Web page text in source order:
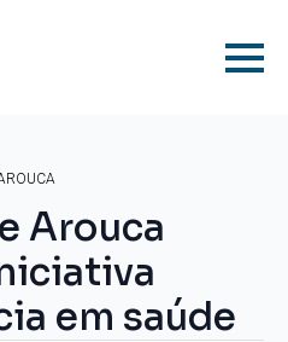
Arouca
em saúde